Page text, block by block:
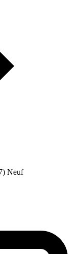
Neuf